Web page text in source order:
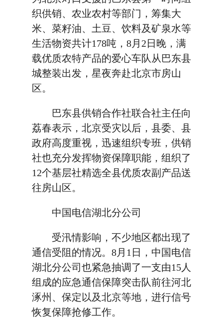
织供销、农业农村等部门，筹集大
米、菜籽油、土豆、饮料及矿泉水等
生活物资共计178吨，8月2日晚，满
载优质农特产品的爱心车队从巴东县
城整装出发，星夜奔赴北京市房山
区。
巴东县供销合作社联合社主任向
荔春表示，北京受灾以后，县委、县
政府高度重视，迅速组织专班，供销
社也充分发挥物资保障职能，组织了
12个基层社精选全县优质农副产品送
往房山区。
中国电信湖北分公司
受汛情影响，不少地区都出现了
通信受阻的情况。8月1日，中国电信
湖北分公司也紧急抽调了一支由15人
组成的应急通信保障突击队前往河北
涿州、保定以及北京等地，进行信号
恢复保障抢修工作。